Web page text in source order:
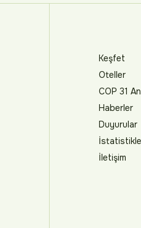
Keşfet
Oteller
COP 31
Haberler
Duyurular
İletişim